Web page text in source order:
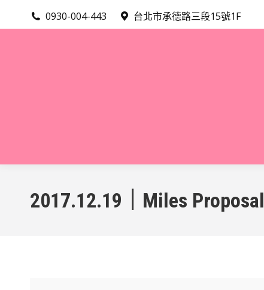
0930-004-443 台北市承德路三段15號1F
2017.12.19｜Miles Proposal